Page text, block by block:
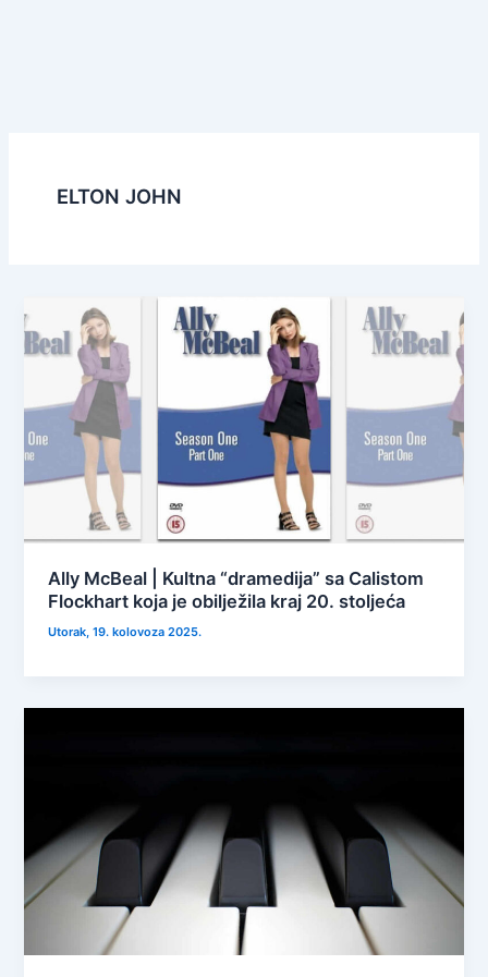
ELTON JOHN
Ally McBeal | Kultna “dramedija” sa Calistom
Flockhart koja je obilježila kraj 20. stoljeća
Utorak, 19. kolovoza 2025.